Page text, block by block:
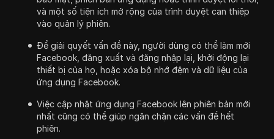
và một số tiện ích mở rộng của trình duyệt can thiệp
vào quản lý phiên.
Để giải quyết vấn đề này, người dùng có thể làm mới
Facebook, đăng xuất và đăng nhập lại, khởi động lại
thiết bị của họ, hoặc xóa bộ nhớ đệm và dữ liệu của
ứng dụng Facebook.
Việc cập nhật ứng dụng Facebook lên phiên bản mới
nhất cũng có thể giúp ngăn chặn các vấn đề hết
phiên.